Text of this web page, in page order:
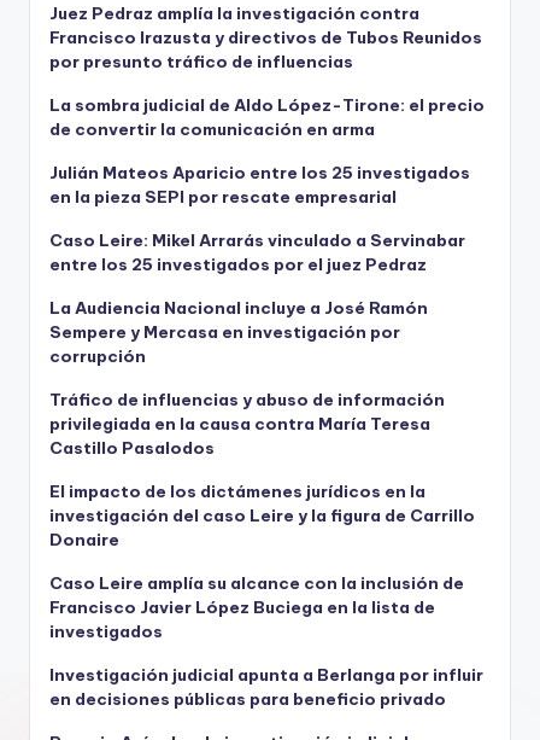
Juez Pedraz amplía la investigación contra
Francisco Irazusta y directivos de Tubos Reunidos
por presunto tráfico de influencias
La sombra judicial de Aldo López-Tirone: el precio
de convertir la comunicación en arma
Julián Mateos Aparicio entre los 25 investigados
en la pieza SEPI por rescate empresarial
Caso Leire: Mikel Arrarás vinculado a Servinabar
entre los 25 investigados por el juez Pedraz
La Audiencia Nacional incluye a José Ramón
Sempere y Mercasa en investigación por
corrupción
Tráfico de influencias y abuso de información
privilegiada en la causa contra María Teresa
Castillo Pasalodos
El impacto de los dictámenes jurídicos en la
investigación del caso Leire y la figura de Carrillo
Donaire
Caso Leire amplía su alcance con la inclusión de
Francisco Javier López Buciega en la lista de
investigados
Investigación judicial apunta a Berlanga por influir
en decisiones públicas para beneficio privado